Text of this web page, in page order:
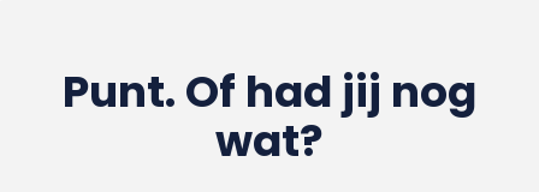
Punt. Of had jij nog
wat?